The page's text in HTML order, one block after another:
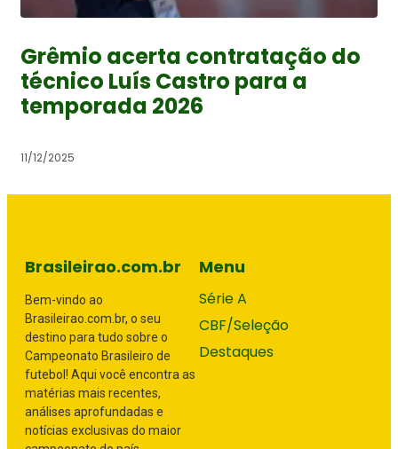
Grêmio acerta contratação do
técnico Luís Castro para a
temporada 2026
11/12/2025
Brasileirao.com.br
Bem-vindo ao
Brasileirao.com.br, o seu
destino para tudo sobre o
Campeonato Brasileiro de
futebol! Aqui você encontra as
matérias mais recentes,
análises aprofundadas e
notícias exclusivas do maior
Menu
Série A
CBF/Seleção
Destaques